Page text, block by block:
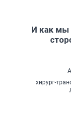
И как мы
хирург-